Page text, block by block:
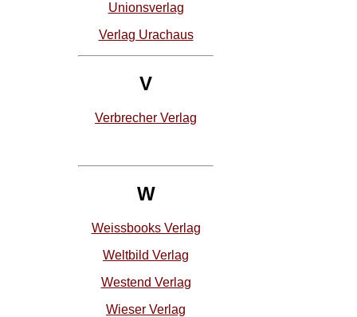
Unionsverlag
Verlag Urachaus
V
Verbrecher Verlag
W
Weissbooks Verlag
Weltbild Verlag
Westend Verlag
Wieser Verlag